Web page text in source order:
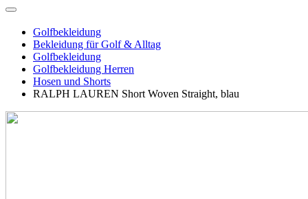
Golfbekleidung
Bekleidung für Golf & Alltag
Golfbekleidung
Golfbekleidung Herren
Hosen und Shorts
RALPH LAUREN Short Woven Straight, blau